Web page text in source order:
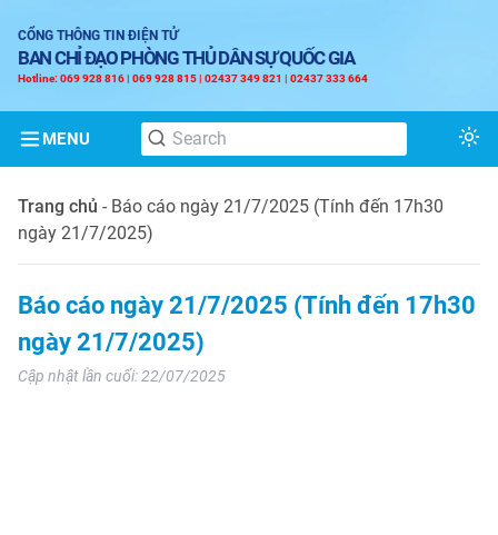
CỔNG THÔNG TIN ĐIỆN TỬ
BAN CHỈ ĐẠO PHÒNG THỦ DÂN SỰ QUỐC GIA
Hotline: 069 928 816 | 069 928 815 | 02437 349 821 | 02437 333 664
MENU
Trang chủ - Báo cáo ngày 21/7/2025 (Tính đến 17h30
ngày 21/7/2025)
Báo cáo ngày 21/7/2025 (Tính đến 17h30
ngày 21/7/2025)
Cập nhật lần cuối: 22/07/2025